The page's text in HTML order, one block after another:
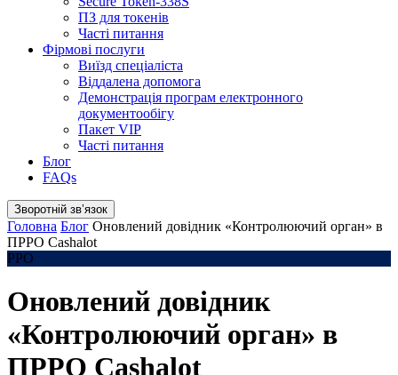
ПЗ для токенів
Часті питання
Фірмові послуги
Виїзд спеціаліста
Віддалена допомога
Демонстрація програм електронного
документообігу
Пакет VIP
Часті питання
Блог
FAQs
Зворотній звʼязок
Головна Блог Оновлений довідник «Контролюючий орган» в
ПРРО Cashalot
РРО
Оновлений довідник
«Контролюючий орган» в
ПРРО Cashalot